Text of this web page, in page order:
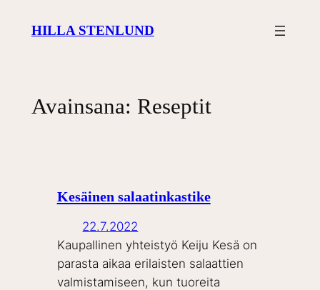
sisältöön
HILLA STENLUND
Avainsana: Reseptit
Kesäinen salaatinkastike
22.7.2022
Kaupallinen yhteistyö Keiju Kesä on
parasta aikaa erilaisten salaattien
valmistamiseen, kun tuoreita